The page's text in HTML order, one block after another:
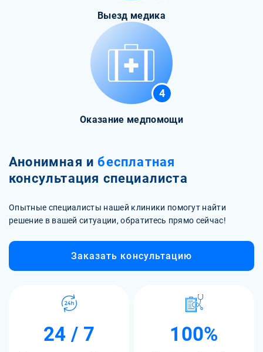
Выезд медика
4
Оказание медпомощи
Анонимная и бесплатная
консультация специалиста
Опытные специалисты нашей клиники помогут найти
решение в вашей ситуации, обратитесь прямо сейчас!
Заказать консультацию
24 / 7 100%